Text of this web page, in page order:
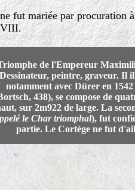
fut mariée par procuration
VIII.
de l'Empereur
Dessinateur, peintre, graveur. Il
notamment avec Dürer en
438), se compose de
sur 2m922 de large. La
le Char triomphal), fut
partie. Le Cortège ne fut